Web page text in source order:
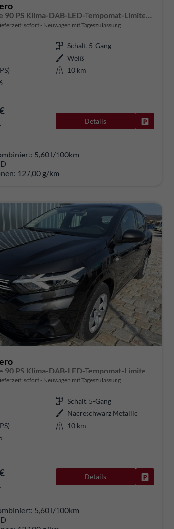
Essential TCe 90 PS Klima-DAB-LED-Tempomat-Limiter-sofort
sofort Neuwagen mit Tageszulassung
Schalt. 5-Gang
Weiß
10 km
Details
5,60 l/100km
D
127,00 g/km
Essential TCe 90 PS Klima-DAB-LED-Tempomat-Limiter-Sofort
sofort Neuwagen mit Tageszulassung
Schalt. 5-Gang
Nacreschwarz Metallic
10 km
Details
5,60 l/100km
D